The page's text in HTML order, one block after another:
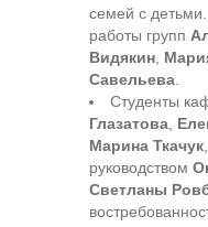
семей с
работы групп
Видякин
Савельева
Студенты
Глазатова
Марина Ткачук
руководством
Светланы